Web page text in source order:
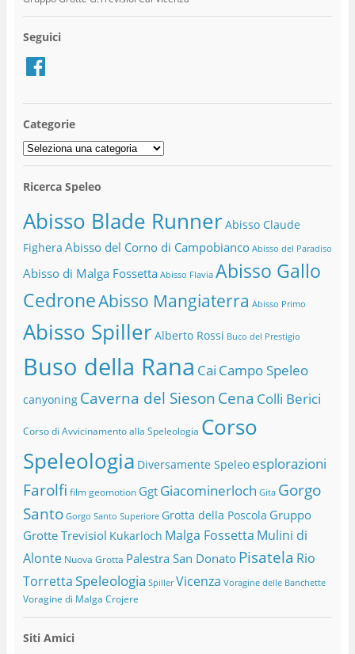
Seguici
Facebook
Categorie
Categorie
Ricerca Speleo
Abisso Blade RunnerAbisso Claude
Fighera Abisso del Corno di Campobianco Abisso del Paradiso
Abisso di Malga Fossetta Abisso Flavia Abisso Gallo
CedroneAbisso Mangiaterra Abisso Primo
Abisso SpillerAlberto Rossi Buco del Prestigio
Buso della Rana Cai Campo Speleo
canyoning Caverna del Sieson Cena Colli Berici
Corso di Avvicinamento alla Speleologia Corso
Speleologia Diversamente Speleo esplorazioni
Farolfi film geomotion Ggt Giacominerloch Gita Gorgo
Santo Gorgo Santo Superiore Grotta della Poscola Gruppo
Grotte Trevisiol Kukarloch Malga Fossetta Mulini di
Alonte Nuova Grotta Palestra San Donato Pisatela Rio
TorrettaSpeleologia Spiller Vicenza Voragine delle Banchette
Voragine di Malga Crojere
Siti Amici